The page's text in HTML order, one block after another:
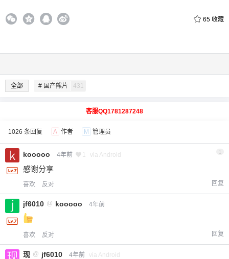
65 收藏
全部 # 国产熊片 431
客服QQ1781287248
1026 条回复 A 作者 M 管理员
kooooo 4年前 1 via Android
感谢分享
喜欢 反对 回复
jf6010 @ kooooo 4年前
喜欢 反对 回复
现 @ jf6010 4年前 via Android